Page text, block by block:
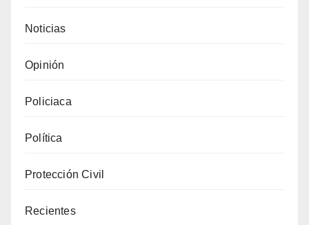
Noticias
Opinión
Policiaca
Política
Protección Civil
Recientes